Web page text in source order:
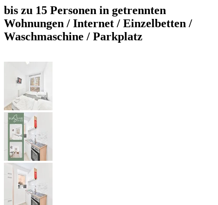
bis zu 15 Personen in getrennten
Wohnungen / Internet / Einzelbetten /
Waschmaschine / Parkplatz